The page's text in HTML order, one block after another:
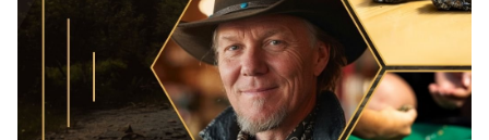
21/08/2026